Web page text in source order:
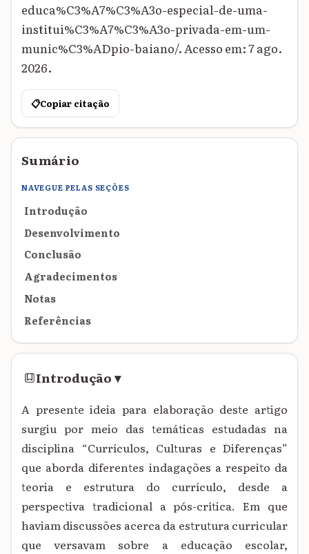
educa%C3%A7%C3%A3o-especial-de-uma-
institui%C3%A7%C3%A3o-privada-em-um-
munic%C3%ADpio-baiano/. Acesso em: 7 ago.
2026.
📋Copiar citação
Sumário
NAVEGUE PELAS SEÇÕES
Introdução
Desenvolvimento
Conclusão
Agradecimentos
Notas
Referências
Introdução▾
A presente ideia para elaboração deste artigo
surgiu por meio das temáticas estudadas na
disciplina “Currículos, Culturas e Diferenças”
que aborda diferentes indagações a respeito da
teoria e estrutura do currículo, desde a
perspectiva tradicional a pós-crítica. Em que
haviam discussões acerca da estrutura curricular
que versavam sobre a educação escolar,